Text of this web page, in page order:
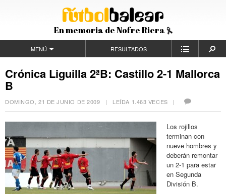
En memoria de Nofre Riera
MENÚ RESULTADOS
Crónica Liguilla 2ªB: Castillo 2-1 Mallorca
B
DOMINGO, 21 DE JUNIO DE 2009 | LEÍDA 1.463 VECES |
Los rojillos
terminan con
nueve hombres y
deberán remontar
un 2-1 para estar
en Segunda
División B.